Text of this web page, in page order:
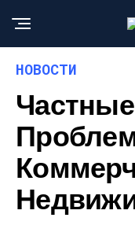
НОВОСТИ